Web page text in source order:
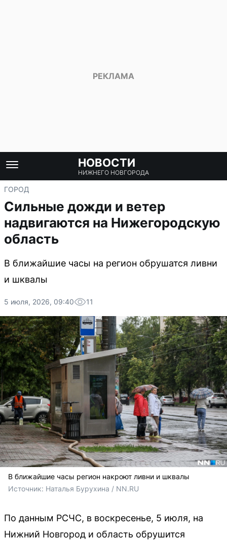
НОВОСТИ
НИЖНЕГО НОВГОРОДА
ГОРОД
Сильные дожди и ветер
надвигаются на Нижегородскую
область
В ближайшие часы на регион обрушатся ливни
и шквалы
5 июля, 2026, 09:40 11
В ближайшие часы регион накроют ливни и шквалы
Источник: Наталья Бурухина / NN.RU
По данным РСЧС, в воскресенье, 5 июля, на
Нижний Новгород и область обрушится